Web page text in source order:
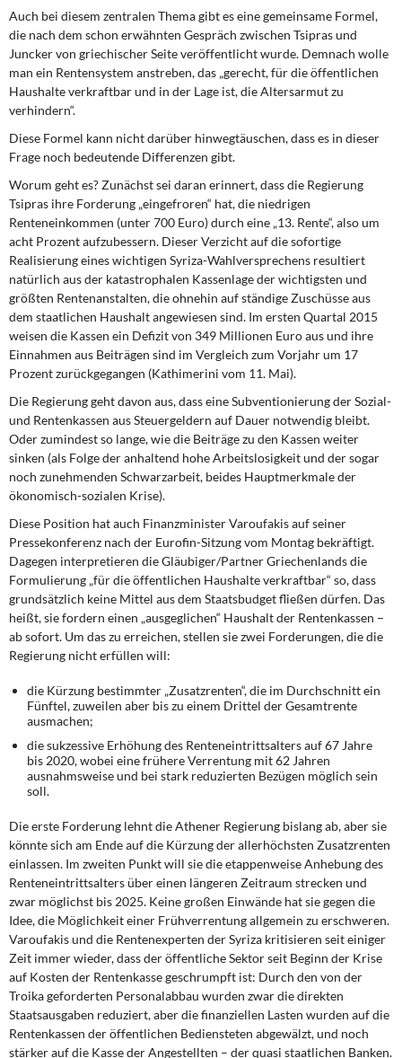
Auch bei diesem zentralen Thema gibt es eine gemeinsame Formel,
die nach dem schon erwähnten Gespräch zwischen Tsipras und
Juncker von griechischer Seite veröffentlicht wurde. Demnach wolle
man ein Rentensystem anstreben, das „gerecht, für die öffentlichen
Haushalte verkraftbar und in der Lage ist, die Altersarmut zu
verhindern“.
Diese Formel kann nicht darüber hinwegtäuschen, dass es in dieser
Frage noch bedeutende Differenzen gibt.
Worum geht es? Zunächst sei daran erinnert, dass die Regierung
Tsipras ihre Forderung „eingefroren“ hat, die niedrigen
Renteneinkommen (unter 700 Euro) durch eine „13. Rente“, also um
acht Prozent aufzubessern. Dieser Verzicht auf die sofortige
Realisierung eines wichtigen Syriza-Wahlversprechens resultiert
natürlich aus der katastrophalen Kassenlage der wichtigsten und
größten Rentenanstalten, die ohnehin auf ständige Zuschüsse aus
dem staatlichen Haushalt angewiesen sind. Im ersten Quartal 2015
weisen die Kassen ein Defizit von 349 Millionen Euro aus und ihre
Einnahmen aus Beiträgen sind im Vergleich zum Vorjahr um 17
Prozent zurückgegangen (Kathimerini vom 11. Mai).
Die Regierung geht davon aus, dass eine Subventionierung der Sozial-
und Rentenkassen aus Steuergeldern auf Dauer notwendig bleibt.
Oder zumindest so lange, wie die Beiträge zu den Kassen weiter
sinken (als Folge der anhaltend hohe Arbeitslosigkeit und der sogar
noch zunehmenden Schwarzarbeit, beides Hauptmerkmale der
ökonomisch-sozialen Krise).
Diese Position hat auch Finanzminister Varoufakis auf seiner
Pressekonferenz nach der Eurofin-Sitzung vom Montag bekräftigt.
Dagegen interpretieren die Gläubiger/Partner Griechenlands die
Formulierung „für die öffentlichen Haushalte verkraftbar“ so, dass
grundsätzlich keine Mittel aus dem Staatsbudget fließen dürfen. Das
heißt, sie fordern einen „ausgeglichen“ Haushalt der Rentenkassen –
ab sofort. Um das zu erreichen, stellen sie zwei Forderungen, die die
Regierung nicht erfüllen will:
die Kürzung bestimmter „Zusatzrenten“, die im Durchschnitt ein
Fünftel, zuweilen aber bis zu einem Drittel der Gesamtrente
ausmachen;
die sukzessive Erhöhung des Renteneintrittsalters auf 67 Jahre
bis 2020, wobei eine frühere Verrentung mit 62 Jahren
ausnahmsweise und bei stark reduzierten Bezügen möglich sein
soll.
Die erste Forderung lehnt die Athener Regierung bislang ab, aber sie
könnte sich am Ende auf die Kürzung der allerhöchsten Zusatzrenten
einlassen. Im zweiten Punkt will sie die etappenweise Anhebung des
Renteneintrittsalters über einen längeren Zeitraum strecken und
zwar möglichst bis 2025. Keine großen Einwände hat sie gegen die
Idee, die Möglichkeit einer Frühverrentung allgemein zu erschweren.
Varoufakis und die Rentenexperten der Syriza kritisieren seit einiger
Zeit immer wieder, dass der öffentliche Sektor seit Beginn der Krise
auf Kosten der Rentenkasse geschrumpft ist: Durch den von der
Troika geforderten Personalabbau wurden zwar die direkten
Staatsausgaben reduziert, aber die finanziellen Lasten wurden auf die
Rentenkassen der öffentlichen Bediensteten abgewälzt, und noch
stärker auf die Kasse der Angestellten – der quasi staatlichen Banken.